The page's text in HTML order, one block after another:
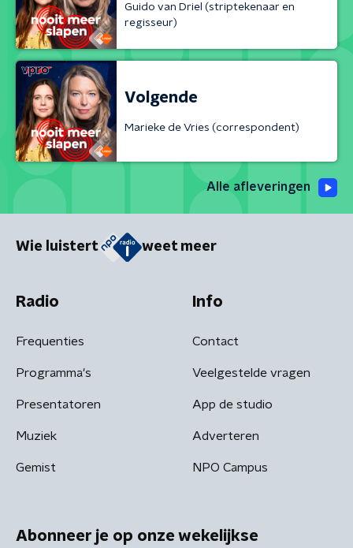
Guido van Driel (striptekenaar en
regisseur)
Volgende
Marieke de Vries (correspondent)
Alle afleveringen
Wie luistert weet meer
Radio
Frequenties
Programma's
Presentatoren
Muziek
Gemist
Info
Contact
Veelgestelde vragen
App de studio
Adverteren
NPO Campus
Abonneer je op onze wekelijkse